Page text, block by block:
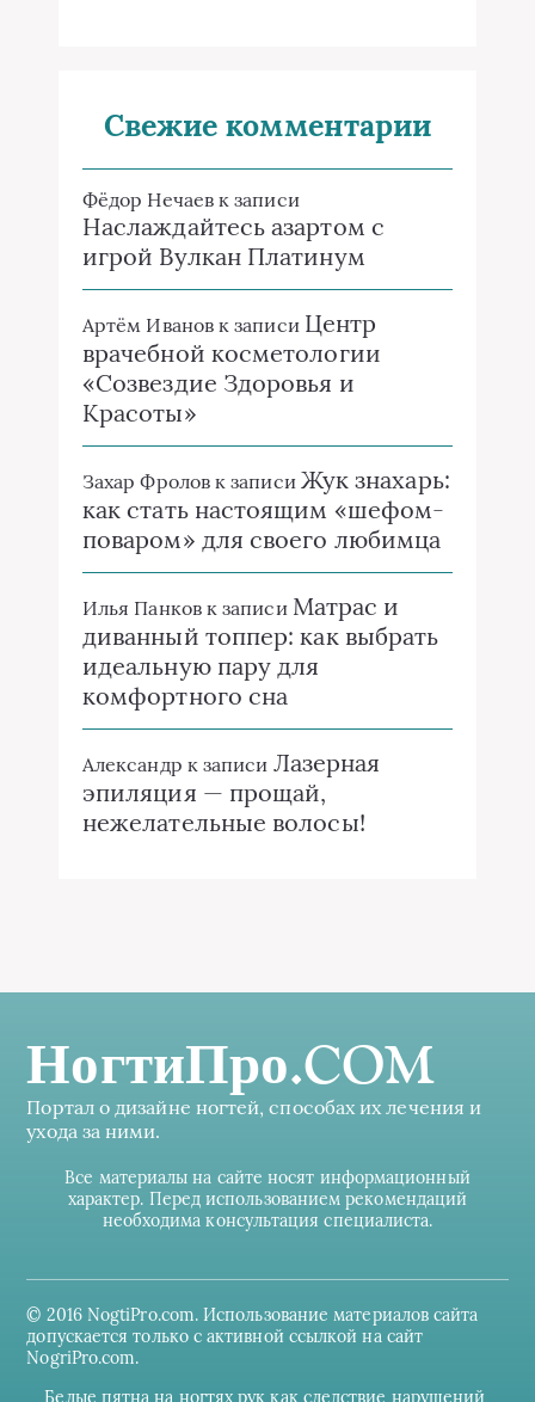
Свежие комментарии
Фёдор Нечаевк записи
Наслаждайтесь азартом с
игрой Вулкан Платинум
Артём Ивановк записи Центр
врачебной косметологии
«Созвездие Здоровья и
Красоты»
Захар Фроловк записи Жук знахарь:
как стать настоящим «шефом-
поваром» для своего любимца
Илья Панковк записи Матрас и
диванный топпер: как выбрать
идеальную пару для
комфортного сна
Александр к записи Лазерная
эпиляция — прощай,
нежелательные волосы!
НогтиПро.COM
Портал о дизайне ногтей, способах их лечения и
ухода за ними.
Все материалы на сайте носят информационный
характер. Перед использованием рекомендаций
необходима консультация специалиста.
© 2016 NogtiPro.com. Использование материалов сайта
допускается только с активной ссылкой на сайт
NogriPro.com.
Белые пятна на ногтях рук как следствие нарушений